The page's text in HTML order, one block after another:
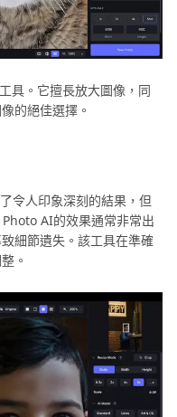
具。它擅長放大圖像，同
的絕佳選擇。
令人印象深刻的結果，但
AI的效果通常非常出
細節遺失。該工具在準確
。